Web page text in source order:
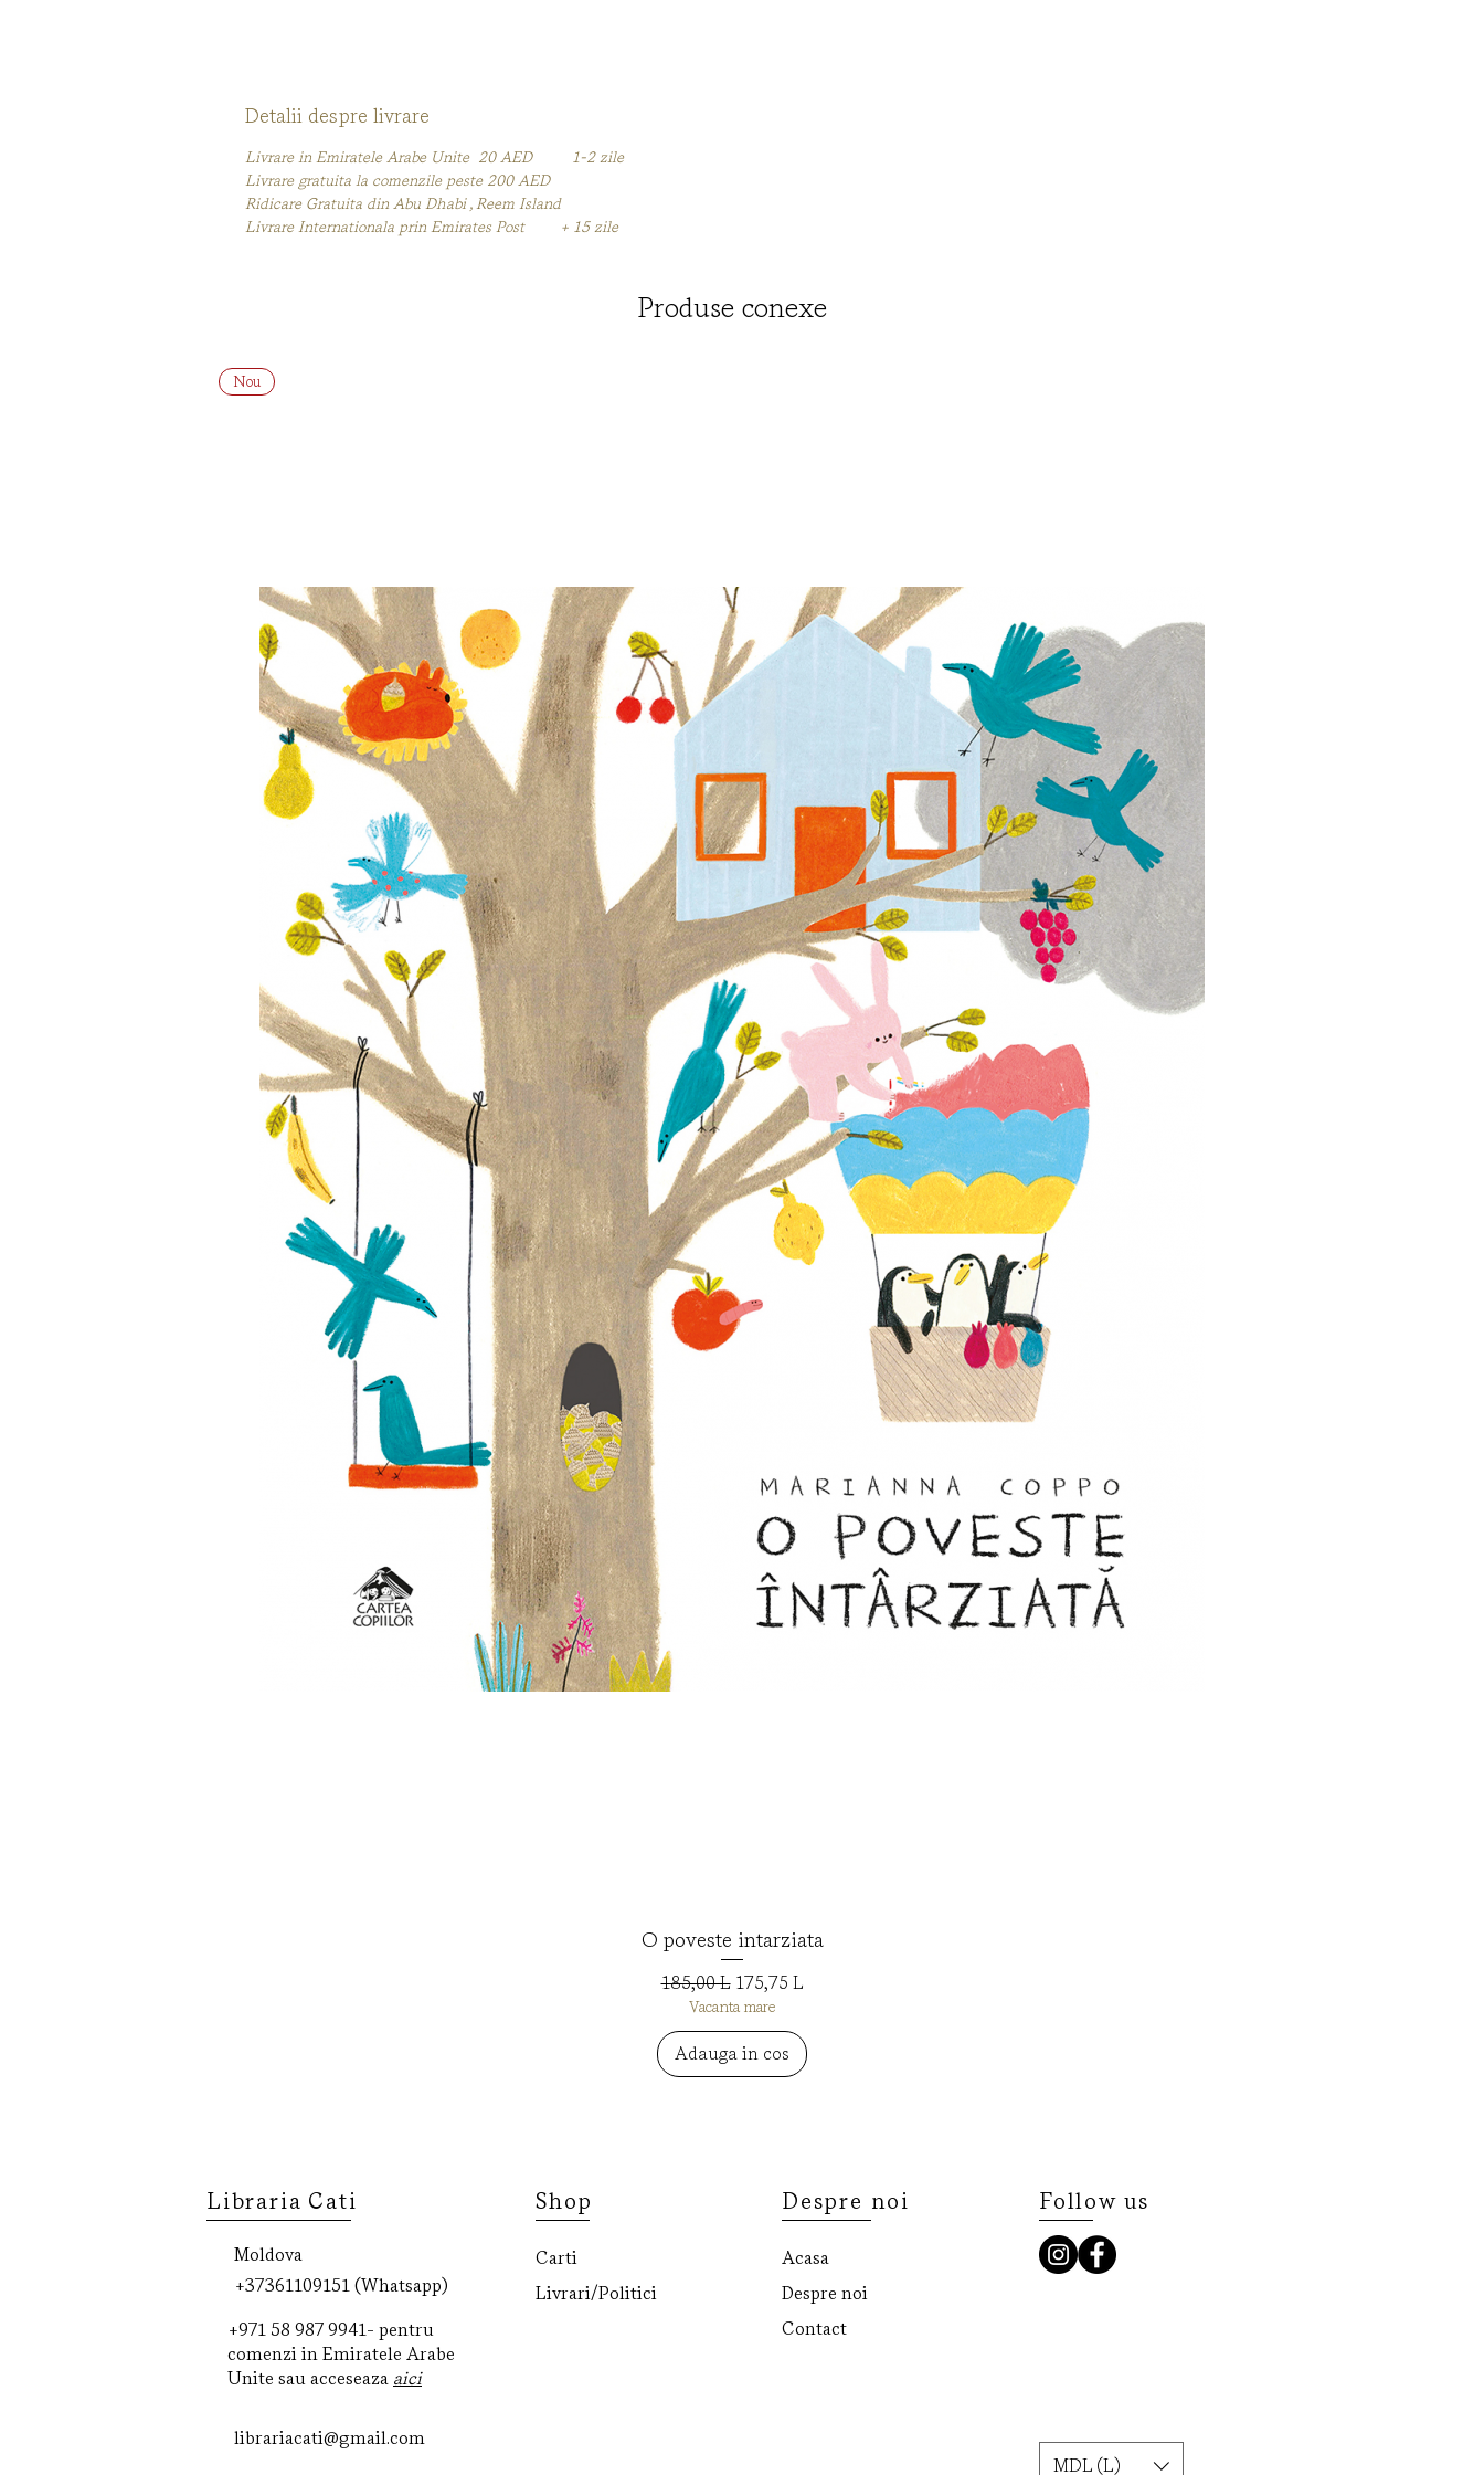
Detalii despre livrare
Livrare in Emiratele Arabe Unite 20 AED 1-2 zile
Livrare gratuita la comenzile peste 200 AED
Ridicare Gratuita din Abu Dhabi , Reem Island
Livrare Internationala prin Emirates Post + 15 zile
Produse conexe
Afișare rapidă
Nou
O poveste intarziata
Preț normal
185,00 L Preț redus
175,75 L
Vacanta mare
Adauga in cos
Libraria Cati
Moldova
+37361109151 (Whatsapp)
Shop
Carti
Livrari/Politici
+971 58 987 9941‬- pentru
comenzi in Emiratele Arabe
Unite sau acceseaza aici
Despre noi
Acasa
Despre noi
Contact
Follow us
librariacati@gmail.com
MDL (L)